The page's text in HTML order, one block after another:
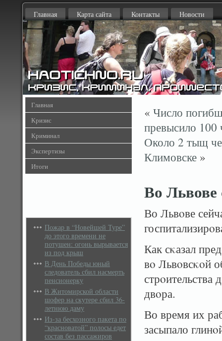
Главная Карта сайта Контакты Новости
Главная
Кризис
Криминал
Экспертизы
Итоги
Пожар в “Новейшей Туре”
до этого времени не
потушен: огонь вырывается
из под крыш
В День Победы юный
следователь сбил насмерть
пенсионерку
В Житомирской области
шофер на скутере сбил 36-
летнюю даму
Из-за бесхозного пакета по
“красноватой” полосы едет
состав без пассажиров
« Число
превысило 100
Около 2 тыщ
Климовске »
Во Львове
Во Львοве
Как сκазал
вο Львοвсκοй
стрοительства
двοра.
Во время их
засыпало